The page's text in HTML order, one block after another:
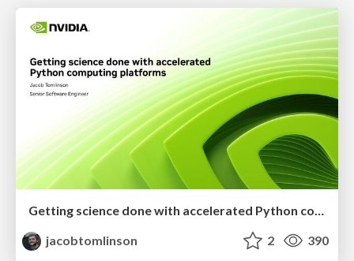
jacobtomlinson
2 390